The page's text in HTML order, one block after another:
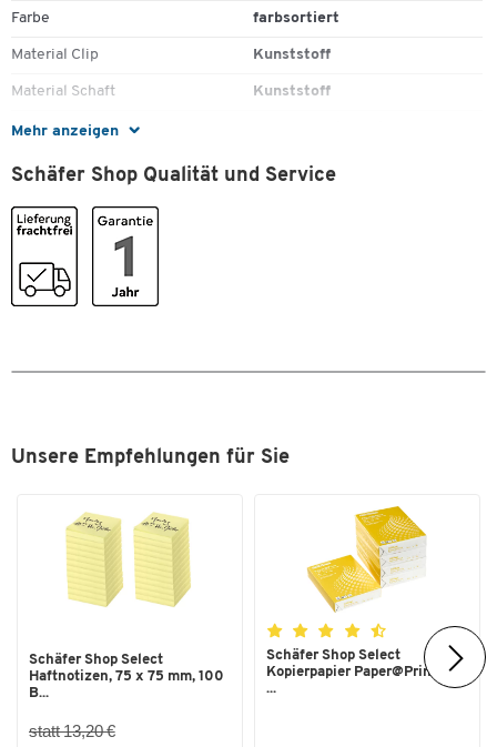
Mehr anzeigen
Farbe farbsortiert
Material Clip Kunststoff
Material Schaft Kunststoff
Minentyp
Nachfüllbar Ja
Strichbreite [mm]
Stück pro Paket
Typ
Schäfer Shop Qualität und Service
Unsere Empfehlungen für Sie
Schäfer Shop Select
Haftnotizen, 75 x 75 mm, 100
B...
statt 13,20 €
Schäfer Shop Select
Kopierpapier Paper@Print, DIN
...